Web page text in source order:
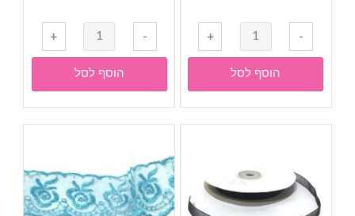
-
כמות
של
סרט
אורגנזה
צר-
רוחב
לבן
+
הוסף לסל
-
כמות
של
סרט
אורגנזה
צר-
רוחב
סגול
+
הוסף לסל